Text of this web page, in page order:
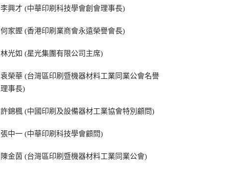
李興才 (中華印刷科技學會創會理事長)
何家鏗 (香港印刷業商會永遠榮譽會長)
林光如 (星光集團有限公司主席)
袁榮華 (台灣區印刷暨機器材料工業同業公會名譽
理事長)
許錦楓 (中國印刷及設備器材工業協會特別顧問)
張中一 (中華印刷科技學會顧問)
陳金茵 (台灣區印刷暨機器材料工業同業公會)